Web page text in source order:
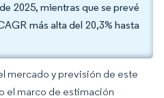
2025, mientras que se prevé
más alta del 20,3% hasta
mercado y previsión de este
el marco de estimación